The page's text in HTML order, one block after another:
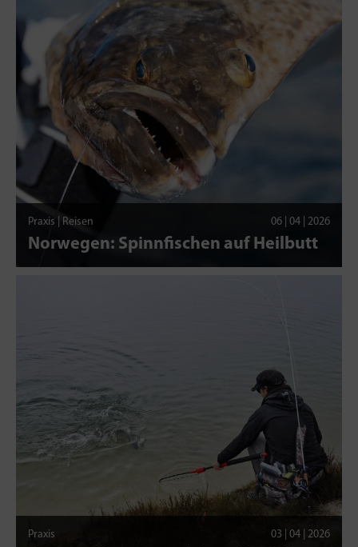
Praxis | Reisen 06 | 04 | 2026
Norwegen: Spinnfischen auf Heilbutt
Praxis 03 | 04 | 2026